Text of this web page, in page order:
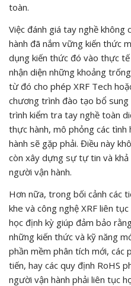
toàn.
Việc đánh giá tay nghề không
hành đã nắm vững kiến thức
dụng kiến thức đó vào thực
nhận diện những khoảng
từ đó cho phép XRF Tech
chương trình đào tạo bổ
trình kiểm tra tay nghề toàn
thực hành, mô phỏng các
hành sẽ gặp phải. Điều này
còn xây dựng sự tự tin và khả
người vận hành.
Hơn nữa, trong bối cảnh các
khe và công nghệ XRF liên
học định kỳ giúp đảm bảo
những kiến thức và kỹ năng
phần mềm phân tích mới, các
tiến, hay các quy định RoHS
người vận hành phải liên tục